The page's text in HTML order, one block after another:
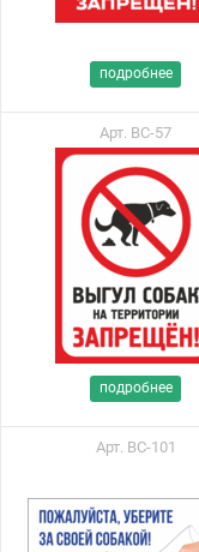
подробнее
Арт. ВС-57
подробнее
Арт. ВС-101